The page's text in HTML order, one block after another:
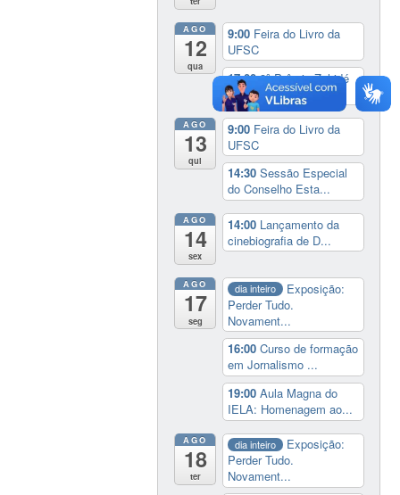
AGO
12
qua
9:00 Feira do Livro da
UFSC
17:003º Prêmio Zahidé
Muzart
AGO
13
qui
9:00 Feira do Livro da
UFSC
14:30Sessão Especial
do Conselho Esta...
AGO
14
sex
14:00 Lançamento da
cinebiografia de D...
AGO
17
seg
dia inteiro
Exposição:
Perder Tudo.
Novament...
16:00Curso de formação
em Jornalismo ...
19:00Aula Magna do
IELA: Homenagem ao...
AGO
18
ter
dia inteiro
Exposição:
Perder Tudo.
Novament...